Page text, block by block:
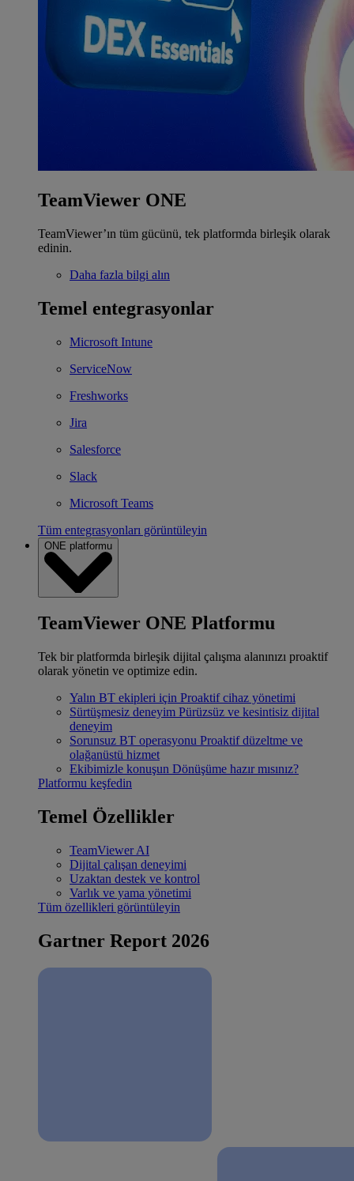
TeamViewer ONE
TeamViewer’ın tüm gücünü, tek platformda birleşik olarak
edinin.
Daha fazla bilgi alın
Temel entegrasyonlar
Microsoft Intune
ServiceNow
Freshworks
Jira
Salesforce
Slack
Microsoft Teams
Tüm entegrasyonları görüntüleyin
ONE platformu
TeamViewer ONE Platformu
Tek bir platformda birleşik dijital çalışma alanınızı proaktif
olarak yönetin ve optimize edin.
Yalın BT ekipleri için Proaktif cihaz yönetimi
Sürtüşmesiz deneyim Pürüzsüz ve kesintisiz dijital
deneyim
Sorunsuz BT operasyonu Proaktif düzeltme ve
olağanüstü hizmet
Ekibimizle konuşun Dönüşüme hazır mısınız?
Platformu keşfedin
Temel Özellikler
TeamViewer AI
Dijital çalışan deneyimi
Uzaktan destek ve kontrol
Varlık ve yama yönetimi
Tüm özellikleri görüntüleyin
Gartner Report 2026